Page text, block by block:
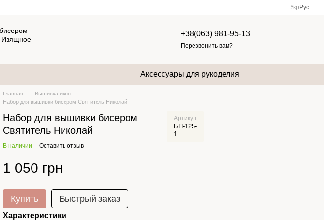
Укр Рус
+38(063) 981-95-13
Перезвонить вам?
Аксессуары для рукоделия
Главная
Вышивка икон
Набор для вышивки бисером Святитель Николай
Набор для вышивки бисером
Святитель Николай
Артикул
БП-125-
1
В наличии Оставить отзыв
1 050 грн
Купить Быстрый заказ
Характеристики